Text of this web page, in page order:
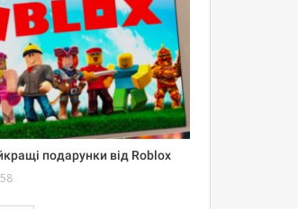
подарунки від Roblox
58